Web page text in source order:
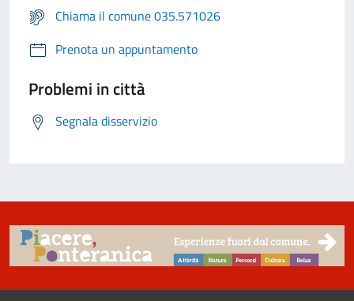
Chiama il comune 035.571026
Prenota un appuntamento
Problemi in città
Segnala disservizio